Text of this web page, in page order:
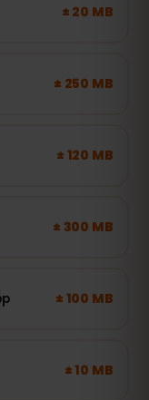
± 20 MB
± 250 MB
± 120 MB
± 300 MB
± 100 MB
± 10 MB